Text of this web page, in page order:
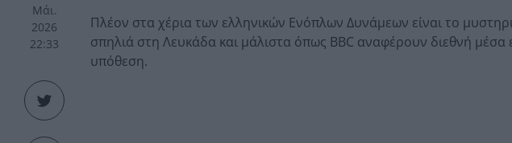
Μάι.
2026
22:33
Πλέον στα χέρια των ελληνικών Ενόπλων Δυνάμεων είναι το
σπηλιά στη Λευκάδα και μάλιστα όπως BBC αναφέρουν διεθνή
υπόθεση.